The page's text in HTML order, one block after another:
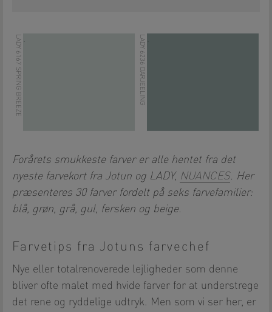
LADY 6167 SPRING BREEZE . LADY 6236 DARJEELING
Forårets smukkeste farver er alle hentet fra det
nyeste farvekort fra Jotun og LADY, NUANCES. Her
præsenteres 30 farver fordelt på seks farvefamilier:
blå, grøn, grå, gul, fersken og beige.
Farvetips fra Jotuns farvechef
Nye eller totalrenoverede lejligheder som denne
bliver ofte malet med hvide farver for at understrege
det rene og ryddelige udtryk. Men som vi ser her, er